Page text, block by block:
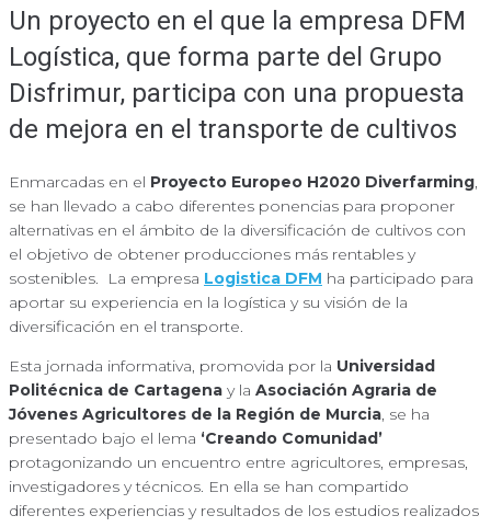
Un proyecto en el que la empresa DFM
Logística, que forma parte del Grupo
Disfrimur, participa con una propuesta
de mejora en el transporte de cultivos
Enmarcadas en el Proyecto Europeo H2020 Diverfarming,
se han llevado a cabo diferentes ponencias para proponer
alternativas en el ámbito de la diversificación de cultivos con
el objetivo de obtener producciones más rentables y
sostenibles. La empresa Logistica DFM ha participado para
aportar su experiencia en la logística y su visión de la
diversificación en el transporte.
Esta jornada informativa, promovida por la Universidad
Politécnica de Cartagena y la Asociación Agraria de
Jóvenes Agricultores de la Región de Murcia, se ha
presentado bajo el lema ‘Creando Comunidad’
protagonizando un encuentro entre agricultores, empresas,
investigadores y técnicos. En ella se han compartido
diferentes experiencias y resultados de los estudios realizados